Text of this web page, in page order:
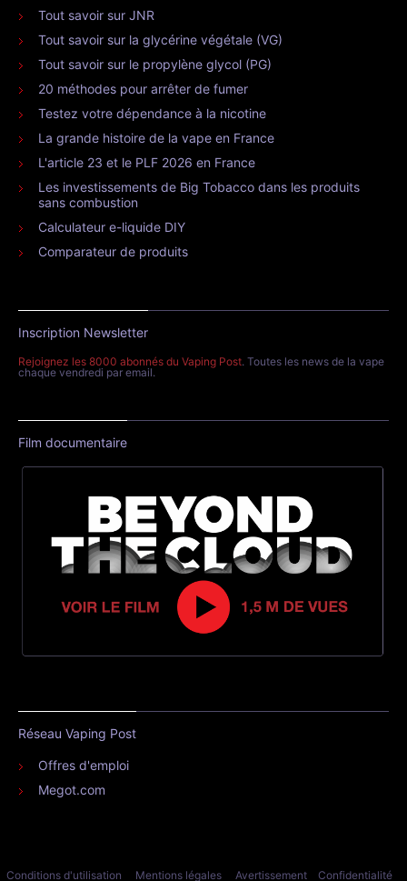
Tout savoir sur JNR
Tout savoir sur la glycérine végétale (VG)
Tout savoir sur le propylène glycol (PG)
20 méthodes pour arrêter de fumer
Testez votre dépendance à la nicotine
La grande histoire de la vape en France
L'article 23 et le PLF 2026 en France
Les investissements de Big Tobacco dans les produits
sans combustion
Calculateur e-liquide DIY
Comparateur de produits
Inscription Newsletter
Rejoignez les 8000 abonnés du Vaping Post. Toutes les news de la vape
chaque vendredi par email.
Film documentaire
Réseau Vaping Post
Offres d'emploi
Megot.com
Conditions d'utilisation Mentions légales Avertissement
Confidentialité